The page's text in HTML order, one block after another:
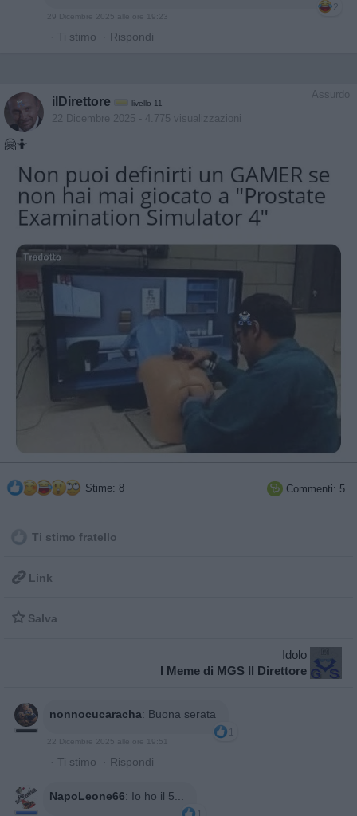
2
29 Dicembre 2025 alle ore 19:23
· Ti stimo · Rispondi
Assurdo
ilDirettore livello 11
22 Dicembre 2025 - 4.775 visualizzazioni
🤗🤷
Stime: 8  Commenti: 5
Ti stimo fratello
 Link
 Salva
Idolo
I Meme di MGS Il Direttore
nonnocucaracha: Buona serata
1
22 Dicembre 2025 alle ore 19:51
· Ti stimo · Rispondi
NapoLeone66: Io ho il 5...